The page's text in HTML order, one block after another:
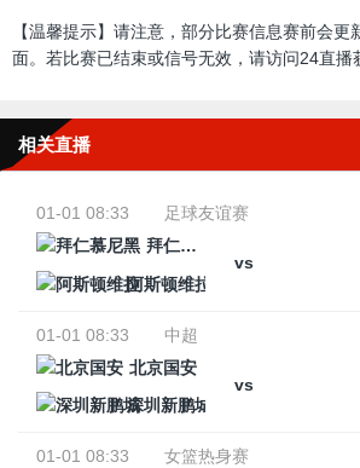
【温馨提示】请注意，部分比赛信息赛前会更
面。若比赛已结束或信号无效，请访问24直播
相关直播
01-01 08:33
足球友谊赛
拜仁慕尼黑
vs
阿斯顿维拉
01-01 08:33
中超
北京国安
vs
深圳新鹏城
01-01 08:33
女篮热身赛